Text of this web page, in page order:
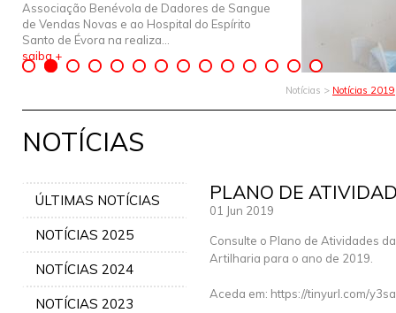
Associação Benévola de Dadores de Sangue
de Vendas Novas e ao Hospital do Espírito
Santo de Évora na realiza...
saiba +
Notícias > Notícias 2019
NOTÍCIAS
ÚLTIMAS NOTÍCIAS
NOTÍCIAS 2025
NOTÍCIAS 2024
NOTÍCIAS 2023
PLANO DE
01 Jun 2019
Consulte o Plano de Atividades
Artilharia para o ano de 2019.
Aceda em: https://tinyurl.com/